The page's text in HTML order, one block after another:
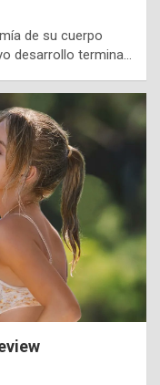
de su cuerpo
desarrollo termina…